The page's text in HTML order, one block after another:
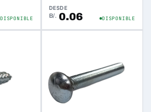
DISPONIBLE
DESDE
B/. 0.06 DISPONIBLE